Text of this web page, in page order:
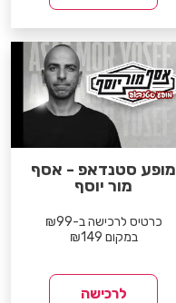
מופע סטנדאפ - אסף
מור יוסף
כרטיס לרכישה ב-₪99
במקום ₪149
לרכישה